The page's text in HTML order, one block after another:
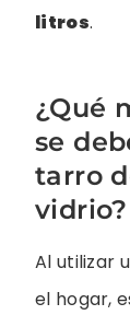
litros.
¿Qué
se
tarro
vidrio?
Al utilizar
el hogar,